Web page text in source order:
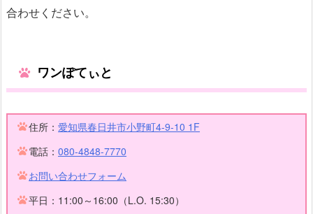
合わせください。
ワンぽてぃと
住所： 愛知県春日井市小野町4-9-10 1F
電話： 080-4848-7770
お問い合わせフォーム
平日：11:00～16:00（L.O. 15:30）